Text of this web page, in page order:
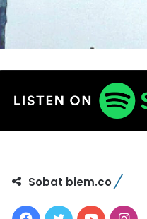
Sobat biem.co